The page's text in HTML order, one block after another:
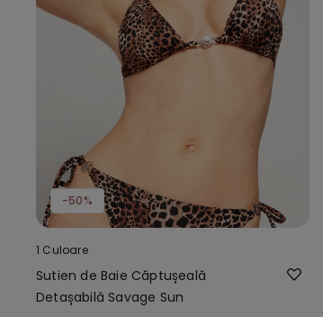
-50%
1 Culoare
Sutien de Baie Căptușeală
Detașabilă Savage Sun